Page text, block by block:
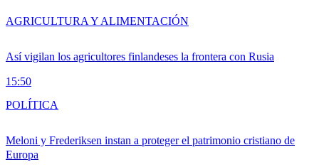
Así vigilan los agricultores finlandeses la frontera con Rusia
15:50
AGRICULTURA Y ALIMENTACIÓN
Meloni y Frederiksen instan a proteger el patrimonio cristiano de
Europa
POLÍTICA